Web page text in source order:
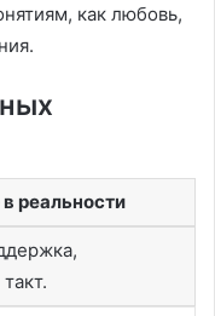
как любовь,
реальности